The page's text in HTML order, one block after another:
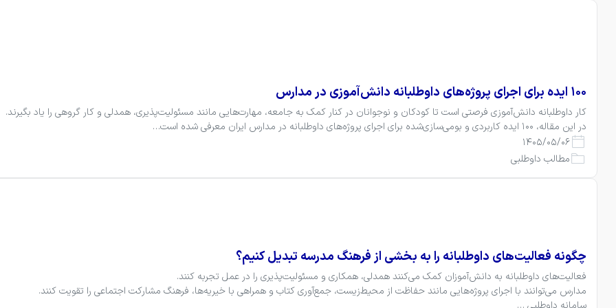
۱۰۰ ایده برای اجرای پروژه‌های داوطلبانه دانش‌آموزی در مدارس
در این مقاله، ۱۰۰ ایده کاربردی و بومی‌سازی‌شده برای اجرای پروژه‌های داوطلبانه در مدارس ایران معرفی شده است…
1405/05/06
مطالب داوطلبی
چگونه فعالیت‌های داوطلبانه را به بخشی از فرهنگ مدرسه تبدیل کنیم؟